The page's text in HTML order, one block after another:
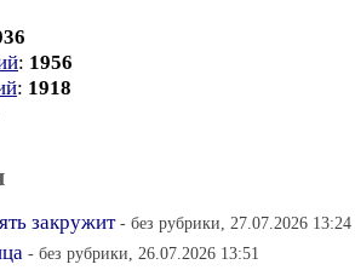
: 1956
: 1918
закружит - без рубрики, 27.07.2026 13:24
- без рубрики, 26.07.2026 13:51